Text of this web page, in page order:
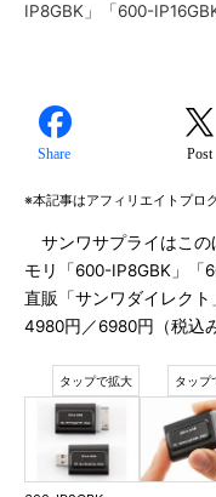
IP8GBK」「600-
Share Post
※本記事はアフィリエイトプロ
サンワサプライはこの
モリ「600-IP8GBK」「
直販「サンワダイレク
4980円／6980円（税込